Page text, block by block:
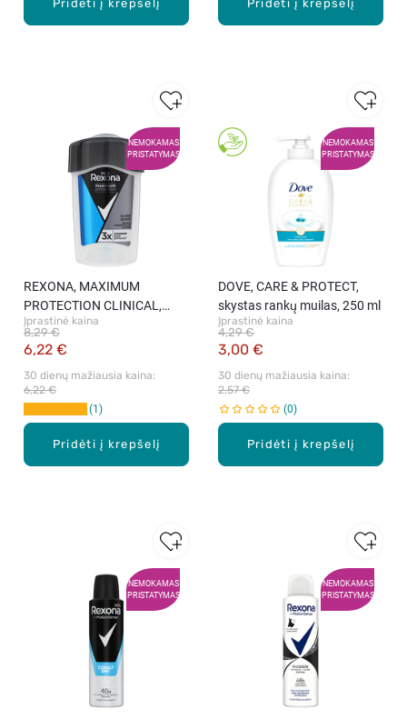
Pridėti į krepšelį Pridėti į krepšelį
NEMOKAMAS
PRISTATYMAS
Pridėti į krepšelį
REXONA, MAXIMUM
PROTECTION CLINICAL,
tepamas vyriškas
antiperspirantas, 45 ml
Įprastinė kaina
6,22 €
8,29 €
30 dienų mažiausia kaina:
6,22 €
1
NEMOKAMAS
PRISTATYMAS
Pridėti į krepšelį
DOVE, CARE & PROTECT,
skystas rankų muilas, 250 ml
Įprastinė kaina
3,00 €
4,29 €
30 dienų mažiausia kaina:
2,57 €
0
NEMOKAMAS
PRISTATYMAS
NEMOKAMAS
PRISTATYMAS